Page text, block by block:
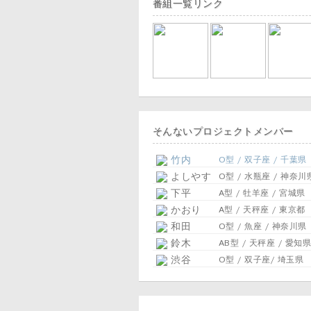
番組一覧リンク
そんないプロジェクトメンバー
竹内 O型 / 双子座 / 千葉県
よしやす O型 / 水瓶座 / 神奈川
下平 A型 / 牡羊座 / 宮城県
かおり A型 / 天秤座 / 東京都
和田 O型 / 魚座 / 神奈川県
鈴木 AB型 / 天秤座 / 愛知県
渋谷 O型 / 双子座/ 埼玉県